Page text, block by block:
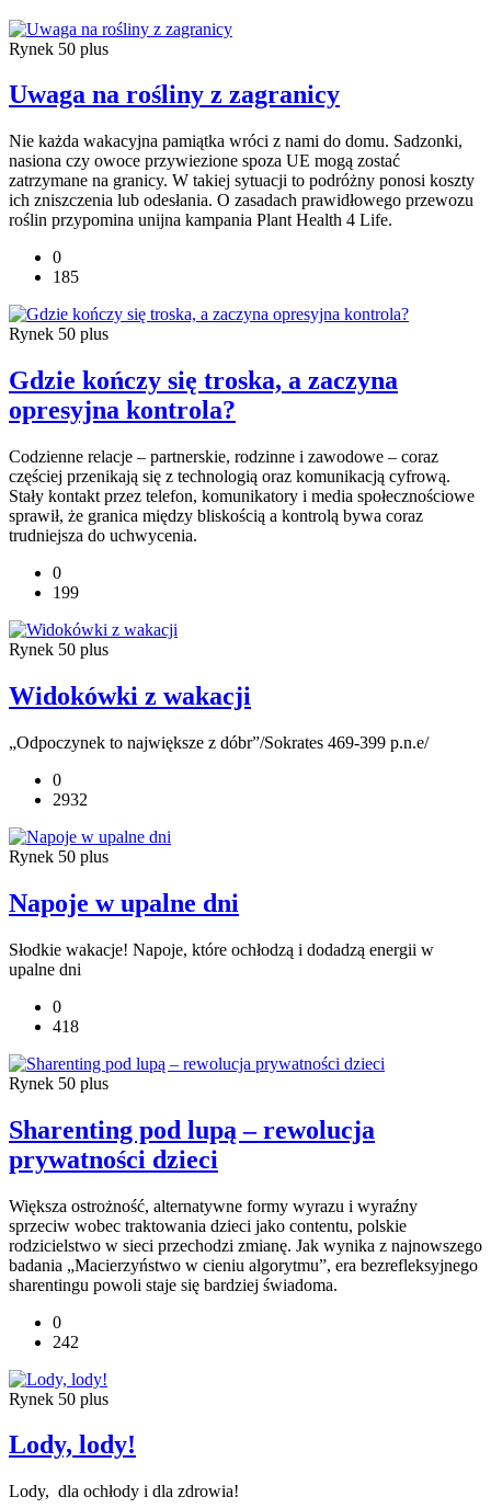
Rynek 50 plus
Uwaga na rośliny z zagranicy
Nie każda wakacyjna pamiątka wróci z nami do domu. Sadzonki,
nasiona czy owoce przywiezione spoza UE mogą zostać
zatrzymane na granicy. W takiej sytuacji to podróżny ponosi koszty
ich zniszczenia lub odesłania. O zasadach prawidłowego przewozu
roślin przypomina unijna kampania Plant Health 4 Life.
0
185
Rynek 50 plus
Gdzie kończy się troska, a zaczyna
opresyjna kontrola?
Codzienne relacje – partnerskie, rodzinne i zawodowe – coraz
częściej przenikają się z technologią oraz komunikacją cyfrową.
Stały kontakt przez telefon, komunikatory i media społecznościowe
sprawił, że granica między bliskością a kontrolą bywa coraz
trudniejsza do uchwycenia.
0
199
Rynek 50 plus
Widokówki z wakacji
„Odpoczynek to największe z dóbr”/Sokrates 469-399 p.n.e/
0
2932
Rynek 50 plus
Napoje w upalne dni
Słodkie wakacje! Napoje, które ochłodzą i dodadzą energii w
upalne dni
0
418
Rynek 50 plus
Sharenting pod lupą – rewolucja
prywatności dzieci
Większa ostrożność, alternatywne formy wyrazu i wyraźny
sprzeciw wobec traktowania dzieci jako contentu, polskie
rodzicielstwo w sieci przechodzi zmianę. Jak wynika z najnowszego
badania „Macierzyństwo w cieniu algorytmu”, era bezrefleksyjnego
sharentingu powoli staje się bardziej świadoma.
0
242
Rynek 50 plus
Lody, lody!
Lody, dla ochłody i dla zdrowia!